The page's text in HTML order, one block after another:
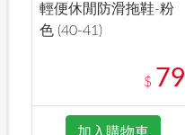
輕便休閒防滑拖鞋-粉
色 (40-41)
$ 79